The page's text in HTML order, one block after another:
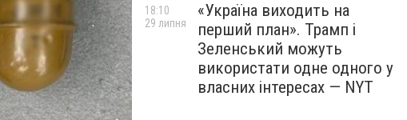
«Україна виходить на
перший план». Трамп і
Зеленський можуть
використати одне одного у
власних інтересах — NYT
18:10
29 липня